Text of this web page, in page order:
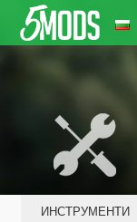
ИНСТРУМЕНТИ